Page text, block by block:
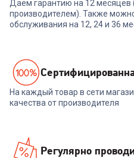
Даем гарантию на 12 месяцев
производителем). Также
обслуживания на 12, 24 и 36
На каждый товар в сети
качества от производителя
Регулярно